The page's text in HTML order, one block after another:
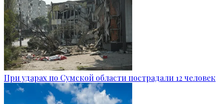
При ударах по Сумской области пострадали 12 человек